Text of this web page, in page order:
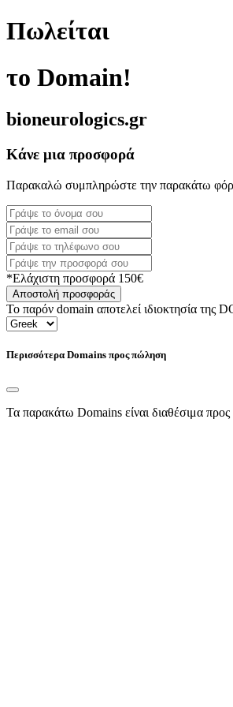
Πωλείται
το Domain!
bioneurologics.gr
Κάνε μια προσφορά
Παρακαλώ συμπληρώστε την παρακάτω
*Ελάχιστη προσφορά 150€
Αποστολή προσφοράς
Το παρόν domain αποτελεί ιδιοκτησία της
Περισσότερα Domains προς πώληση
Τα παρακάτω Domains είναι διαθέσιμα